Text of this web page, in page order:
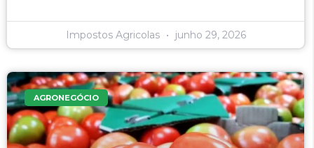
Impostos Agricolas junho 29, 2026
AGRONEGÓCIO